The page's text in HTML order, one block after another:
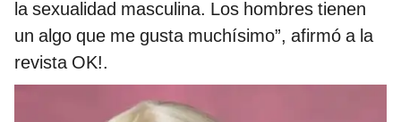
la sexualidad masculina. Los hombres tienen
un algo que me gusta muchísimo”, afirmó a la
revista OK!.